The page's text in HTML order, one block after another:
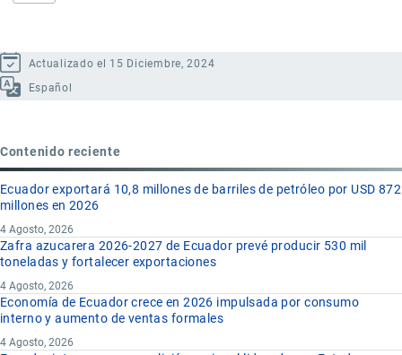
Actualizado el 15 Diciembre, 2024
Español
Contenido reciente
Ecuador exportará 10,8 millones de barriles de petróleo por USD 872
millones en 2026
4 Agosto, 2026
Zafra azucarera 2026-2027 de Ecuador prevé producir 530 mil
toneladas y fortalecer exportaciones
4 Agosto, 2026
Economía de Ecuador crece en 2026 impulsada por consumo
interno y aumento de ventas formales
4 Agosto, 2026